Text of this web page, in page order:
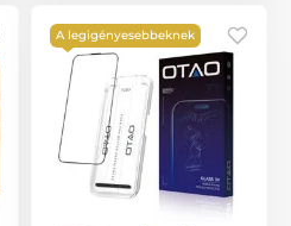
A legigényesebbeknek